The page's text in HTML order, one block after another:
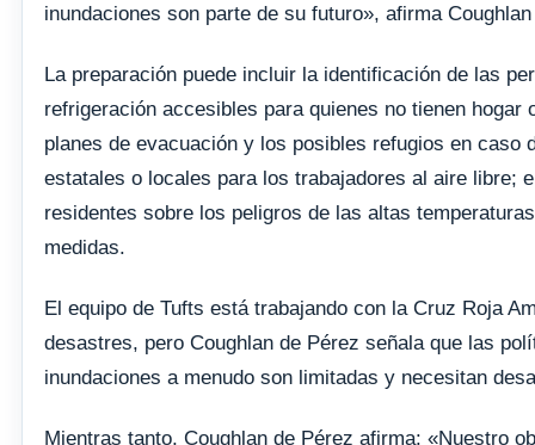
inundaciones son parte de su futuro», afirma
La preparación puede incluir la identificación de las
refrigeración accesibles para quienes no tienen
planes de evacuación y los posibles refugios en
estatales o locales para los trabajadores al aire libre;
residentes sobre los peligros de las altas
medidas.
El equipo de Tufts está trabajando con la Cruz Roja
desastres, pero Coughlan de Pérez señala que las
inundaciones a menudo son limitadas y necesitan
Mientras tanto, Coughlan de Pérez afirma: «Nuestro